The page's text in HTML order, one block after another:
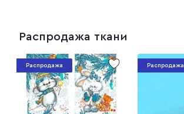
Распродажа ткани
Распродажа Распродажа